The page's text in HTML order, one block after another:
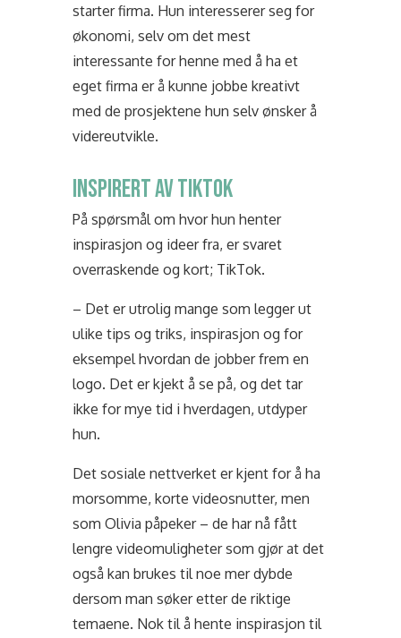
starter firma. Hun interesserer seg for
økonomi, selv om det mest
interessante for henne med å ha et
eget firma er å kunne jobbe kreativt
med de prosjektene hun selv ønsker å
videreutvikle.
INSPIRERT AV TIKTOK
På spørsmål om hvor hun henter
inspirasjon og ideer fra, er svaret
overraskende og kort; TikTok.
– Det er utrolig mange som legger ut
ulike tips og triks, inspirasjon og for
eksempel hvordan de jobber frem en
logo. Det er kjekt å se på, og det tar
ikke for mye tid i hverdagen, utdyper
hun.
Det sosiale nettverket er kjent for å ha
morsomme, korte videosnutter, men
som Olivia påpeker – de har nå fått
lengre videomuligheter som gjør at det
også kan brukes til noe mer dybde
dersom man søker etter de riktige
temaene. Nok til å hente inspirasjon til